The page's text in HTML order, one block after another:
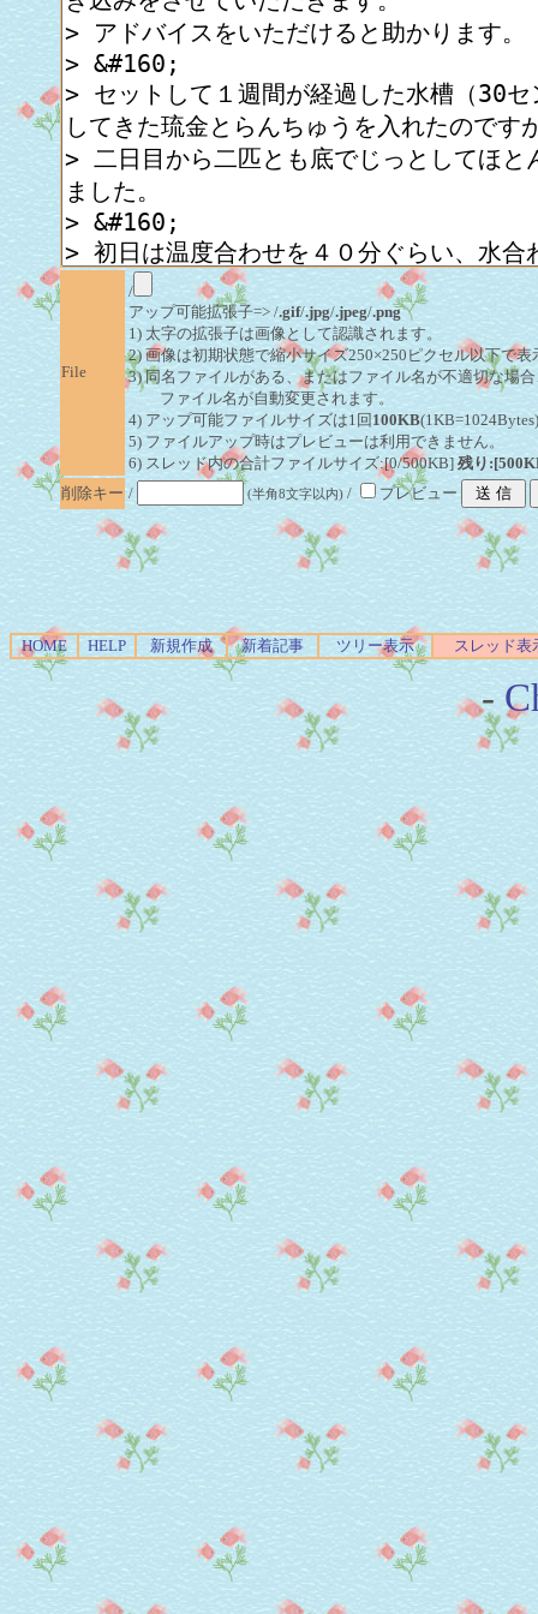
File
/
アップ可能拡張子=> /.gif/.jpg/.jpeg/.png
1) 太字の拡張子は画像として認識されます。
2) 画像は初期状態で縮小サイズ250×250ピクセル以下で表
3) 同名ファイルがある、またはファイル名が不適切な場
ファイル名が自動変更されます。
4) アップ可能ファイルサイズは1回 100KB
5) ファイルアップ時はプレビューは利用できません。
6) スレッド内の合計ファイルサイズ:[0/500KB] 残り
削除キー / (半角8文字以内) / プレビュー
HOME HELP 新規作成 新着記事 ツリー表示 スレッド表
-